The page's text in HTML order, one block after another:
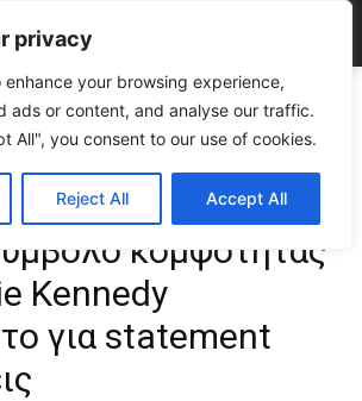
privacy
enhance your browsing experience,
ads or content, and analyse our traffic.
All", you consent to our use of cookies.
Reject All Accept All
Το Pillbox Hat επιστρέφει: Το καπέλο-
Jackie Kennedy απαραίτητο για...
Hat επιστρέφει: Το
κομψότητας
Kennedy
για statement